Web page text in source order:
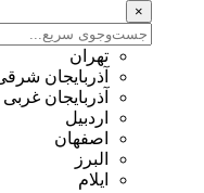
×
تهران
آذربایجان
آذربایجان غربی
اردبیل
اصفهان
البرز
ایلام